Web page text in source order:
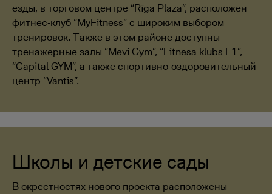
езды, в торговом центре “Rīga Plaza”, расположен
фитнес-клуб “MyFitness” с широким выбором
тренировок. Также в этом районе доступны
тренажерные залы “Mevi Gym”, “Fitnesa klubs F1”,
“Capital GYM”, а также спортивно-оздоровительный
центр “Vantis”.
Школы и детские сады
В окрестностях нового проекта расположены